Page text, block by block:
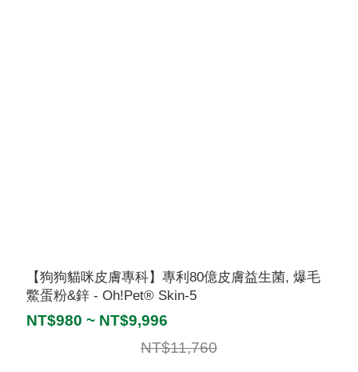
【狗狗貓咪皮膚專科】專利80億皮膚益生菌, 爆毛
鱉蛋粉&鋅 - Oh!Pet® Skin-5
NT$980 ~ NT$9,996
NT$11,760